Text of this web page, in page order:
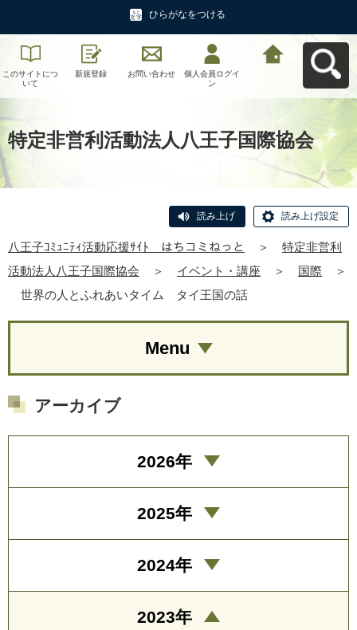
ひらがなをつける
このサイトにつ
いて
新規登録 お問い合わせ
個人会員ログイ
ン
特定非営利活動法人八王子国際協会
読み上げ 読み上げ設定
八王子ｺﾐｭﾆﾃｨ活動応援ｻｲﾄ はちコミねっと ＞
特定非営利
活動法人八王子国際協会
＞ イベント・講座 ＞ 国際
＞
世界の人とふれあいタイム タイ王国の話
Menu
アーカイブ
2026年
2025年
2024年
2023年